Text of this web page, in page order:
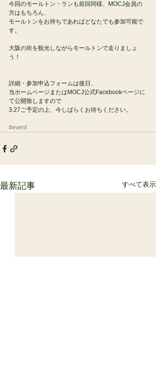
今回のモールトン・ランも前回同様、MOCJ会員の
方はもちろん、
モールトンをお持ちであればどなたでも参加可能で
す。
大阪の街を観光しながらモールトンで走りましょ
う！
詳細・参加申込フォームは後日、
当ホームページまたはMOCJ公式Facebookページに
て公開致しますので
3.27ご予定の上、今しばらくお待ちください。
#event
最新記事 すべて表示